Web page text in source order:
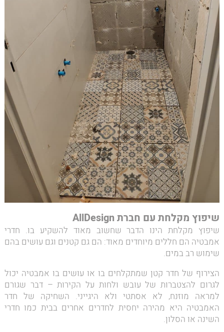
שיפוץ מקלחת עם חברת AllDesign
שיפוץ מקלחת הינו הדבר שחשוב מאוד להשקיע בו. חדרי
אמבטיה הם חללים מיוחדים מאוד: הם גם קטנים וגם עושים בהם
שימוש רב במים.
הצירוף של חדר קטן שמתקלחים בו או עושים בו אמבטיה יכול
לגרום להצטברות של עובש ולחות על הקירות – דבר שגורם
למראה מוזנח, לא אסתטי ולא היגייני. השחיקה של חדר
האמבטיה היא מהירה יחסית לחדרים אחרים בבית כמו חדרי
השינה או הסלון.